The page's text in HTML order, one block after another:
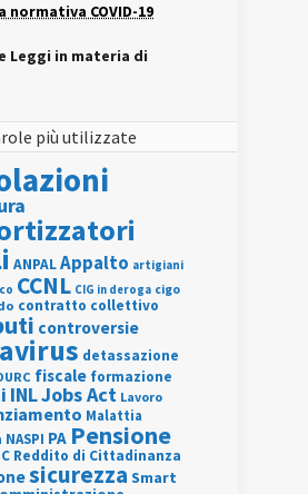
normativa COVID-19
Leggi in materia di
più utilizzate
ANPALAppalto artigiani
CCNL CIG in deroga cigo
contratto collettivo
controversie
detassazione
fiscale formazione
INLJobs Act Lavoro
Malattia
NASPI PA Pensione
Reddito di Cittadinanza
sicurezza Smart